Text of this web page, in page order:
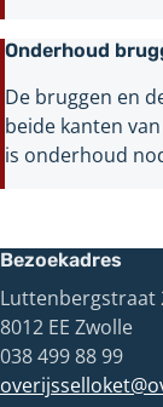
Onderhoud
De bruggen en
beide kanten
is onderhoud
Bezoekadres
Luttenbergstraat
8012 EE Zwolle
038 499 88 99